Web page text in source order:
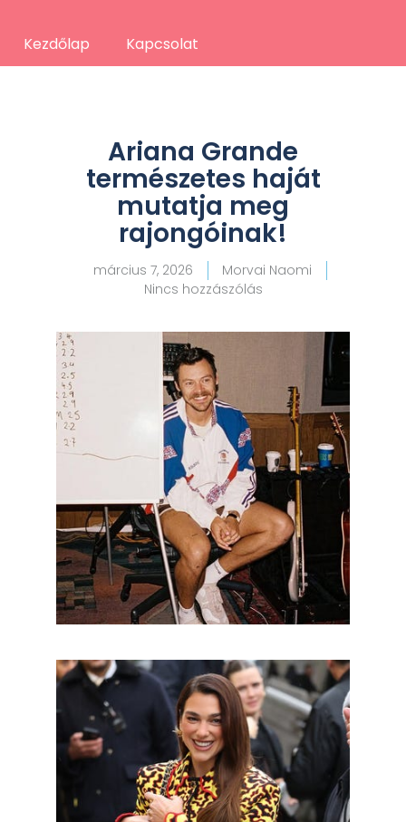
Kezdőlap Kapcsolat
Ariana Grande
természetes haját
mutatja meg
rajongóinak!
március 7, 2026
Morvai Naomi
Nincs hozzászólás